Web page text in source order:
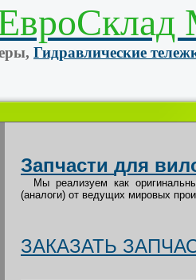
Гидравлические
Запчасти для
Мы реализуем как
(аналоги) от ведущих мировых
ЗАКАЗАТЬ